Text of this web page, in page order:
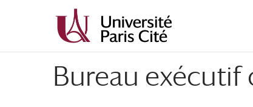
principal
navigation
Bureau exécutif